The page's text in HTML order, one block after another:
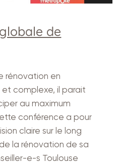
de
rénovation en
complexe, il parait
au maximum
conférence a pour
claire sur le long
la rénovation de sa
e-s Toulouse